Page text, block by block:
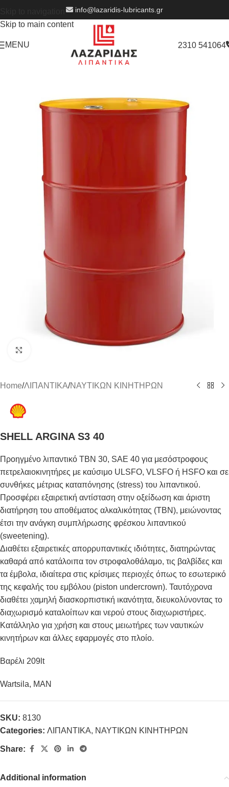
Skip to main content
info@lazaridis-lubricants.gr
MENU 2310 541064
Home/ΛΙΠΑΝΤΙΚΑ/ΝΑΥΤΙΚΩΝ ΚΙΝΗΤΗΡΩΝ
SHELL ARGINA S3 40
Προηγμένο λιπαντικό TBN 30, SAE 40 για μεσόστροφους
πετρελαιοκινητήρες με καύσιμο ULSFO, VLSFO ή HSFO και σε
συνθήκες μέτριας καταπόνησης (stress) του λιπαντικού.
Προσφέρει εξαιρετική αντίσταση στην οξείδωση και άριστη
διατήρηση του αποθέματος αλκαλικότητας (TBN), μειώνοντας
έτσι την ανάγκη συμπλήρωσης φρέσκου λιπαντικού
(sweetening).
Διαθέτει εξαιρετικές απορρυπαντικές ιδιότητες, διατηρώντας
καθαρά από κατάλοιπα τον στροφαλοθάλαμο, τις βαλβίδες και
τα έμβολα, ιδιαίτερα στις κρίσιμες περιοχές όπως το εσωτερικό
της κεφαλής του εμβόλου (piston undercrown). Ταυτόχρονα
διαθέτει χαμηλή διασκορπιστική ικανότητα, διευκολύνοντας το
διαχωρισμό καταλοίπων και νερού στους διαχωριστήρες.
Κατάλληλο για χρήση και στους μειωτήρες των ναυτικών
κινητήρων και άλλες εφαρμογές στο πλοίο.
Βαρέλι 209lt
Wartsila, MAN
SKU: 8130
Categories: ΛΙΠΑΝΤΙΚΑ, ΝΑΥΤΙΚΩΝ ΚΙΝΗΤΗΡΩΝ
Share:
Additional information